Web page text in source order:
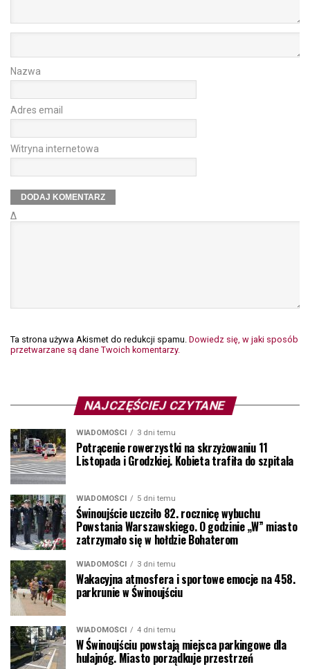
Nazwa
Adres email
Witryna internetowa
Δ
Ta strona używa Akismet do redukcji spamu. Dowiedz się, w jaki sposób
przetwarzane są dane Twoich komentarzy.
NAJCZĘŚCIEJ CZYTANE
WIADOMOŚCI 3 dni temu
Potrącenie rowerzystki na skrzyżowaniu 11
Listopada i Grodzkiej. Kobieta trafiła do szpitala
WIADOMOŚCI 5 dni temu
Świnoujście uczciło 82. rocznicę wybuchu
Powstania Warszawskiego. O godzinie „W” miasto
zatrzymało się w hołdzie Bohaterom
WIADOMOŚCI 3 dni temu
Wakacyjna atmosfera i sportowe emocje na 458.
parkrunie w Świnoujściu
WIADOMOŚCI 4 dni temu
W Świnoujściu powstają miejsca parkingowe dla
hulajnóg. Miasto porządkuje przestrzeń